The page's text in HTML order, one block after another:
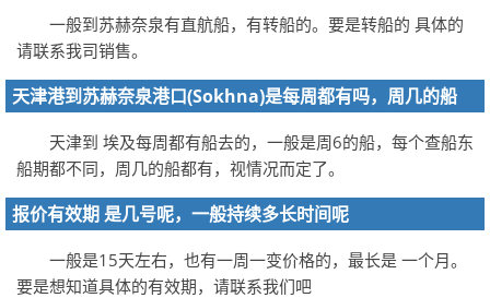
一般到苏赫奈泉有直航船，有转船的。要是转船的 具体的
请联系我司销售。
天津港到苏赫奈泉港口(Sokhna)是每周都有吗，周几的船
天津到 埃及每周都有船去的，一般是周6的船，每个查船东
船期都不同，周几的船都有，视情况而定了。
报价有效期 是几号呢，一般持续多长时间呢
一般是15天左右，也有一周一变价格的，最长是 一个月。
要是想知道具体的有效期，请联系我们吧